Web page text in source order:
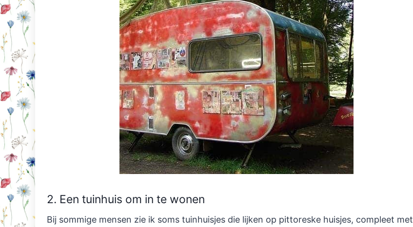
2. Een tuinhuis om in te wonen
Bij sommige mensen zie ik soms tuinhuisjes die lijken op pittoreske huisjes, compleet met